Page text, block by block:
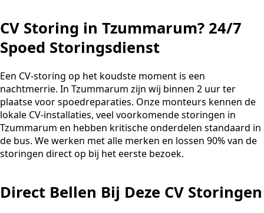
CV Storing in Tzummarum? 24/7
Spoed Storingsdienst
Een CV-storing op het koudste moment is een
nachtmerrie. In Tzummarum zijn wij binnen 2 uur ter
plaatse voor spoedreparaties. Onze monteurs kennen de
lokale CV-installaties, veel voorkomende storingen in
Tzummarum en hebben kritische onderdelen standaard in
de bus. We werken met alle merken en lossen 90% van de
storingen direct op bij het eerste bezoek.
Direct Bellen Bij Deze CV Storingen